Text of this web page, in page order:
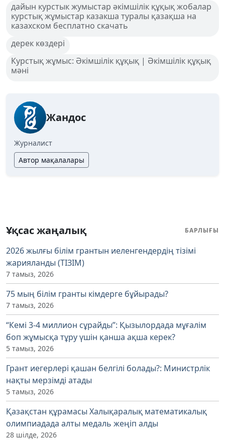
дайын курстык жумыстар әкімшілік құқық жобалар
курстық жұмыстар казакша туралы қазақша на
казахском бесплатно скачать
дерек көздері
Курстық жұмыс: Әкімшілік құқық | Әкімшілік құқық
мәні
Жандос
Журналист
Автор мақалалары
Ұқсас жаңалық БАРЛЫҒЫ
2026 жылғы білім грантын иеленгендердің тізімі
жарияланды (ТІЗІМ)
7 тамыз, 2026
75 мың білім гранты кімдерге бұйырады?
7 тамыз, 2026
“Кемі 3-4 миллион сұрайды”: Қызылордада мұғалім
боп жұмысқа тұру үшін қанша ақша керек?
5 тамыз, 2026
Грант иегерлері қашан белгілі болады?: Министрлік
нақты мерзімді атады
5 тамыз, 2026
Қазақстан құрамасы Халықаралық математикалық
олимпиадада алты медаль жеңіп алды
28 шілде, 2026